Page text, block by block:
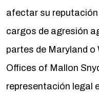
afectar su
cargos de agresión
partes de Maryland
Offices of Mallon
representación legal